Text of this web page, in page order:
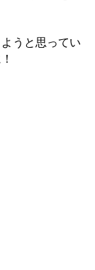
うと思ってい